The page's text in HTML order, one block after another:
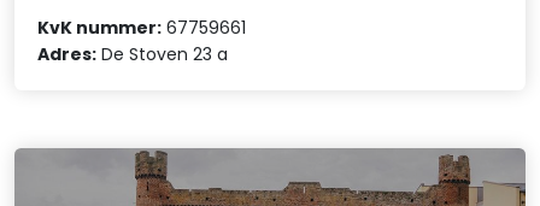
KvK nummer: 67759661
Adres: De Stoven 23 a